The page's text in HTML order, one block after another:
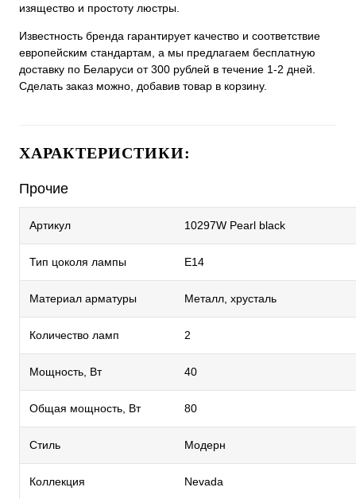
изящество и простоту люстры.
Известность бренда гарантирует качество и соответствие
европейским стандартам, а мы предлагаем бесплатную
доставку по Беларуси от 300 рублей в течение 1-2 дней.
Сделать заказ можно, добавив товар в корзину.
ХАРАКТЕРИСТИКИ:
Прочие
Артикул 10297W Pearl black
Тип цоколя лампы E14
Материал арматуры Металл, хрусталь
Количество ламп 2
Мощность, Вт 40
Общая мощность, Вт 80
Стиль Модерн
Коллекция Nevada